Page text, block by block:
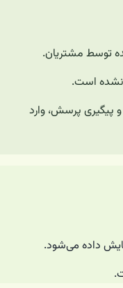
توسط مشتریان.
نشده است.
پیگیری پرسش، وارد
داده می‌شود.